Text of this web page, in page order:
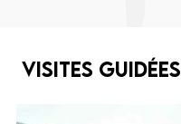
Visites guidées